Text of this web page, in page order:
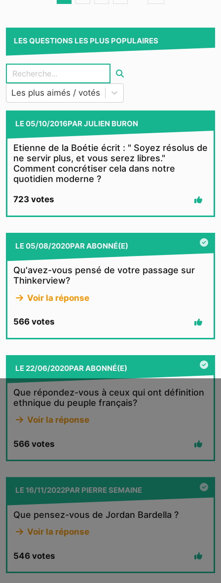
LES QUESTIONS LES PLUS POPULAIRES
Les plus aimés / votés
LE05/10/2016PAR JULIEN BURON
Etienne de la Boétie écrit : " Soyez résolus de
ne servir plus, et vous serez libres."
Comment concrétiser cela dans notre
quotidien moderne ?
723 votes
LE05/08/2020PARABONNÉ(E)
Qu'avez-vous pensé de votre passage sur
Thinkerview?
Voir la réponse
566 votes
LE 22/06/2020PAR ABONNÉ(E)
Que répondez-vous à ceux qui ont définition
ethnique du peuple français?
Voir la réponse
566 votes
LE16/11/2022PAR PIERRE SEMAINE
Que pensez-vous de Jordan Bardella ?
Voir la réponse
546 votes